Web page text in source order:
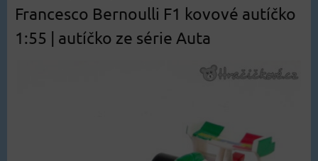
Francesco Bernoulli F1 kovové autíčko
1:55 | autíčko ze série Auta